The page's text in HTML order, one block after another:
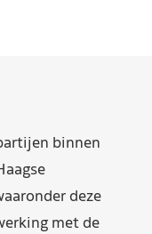
binnen
deze
met de